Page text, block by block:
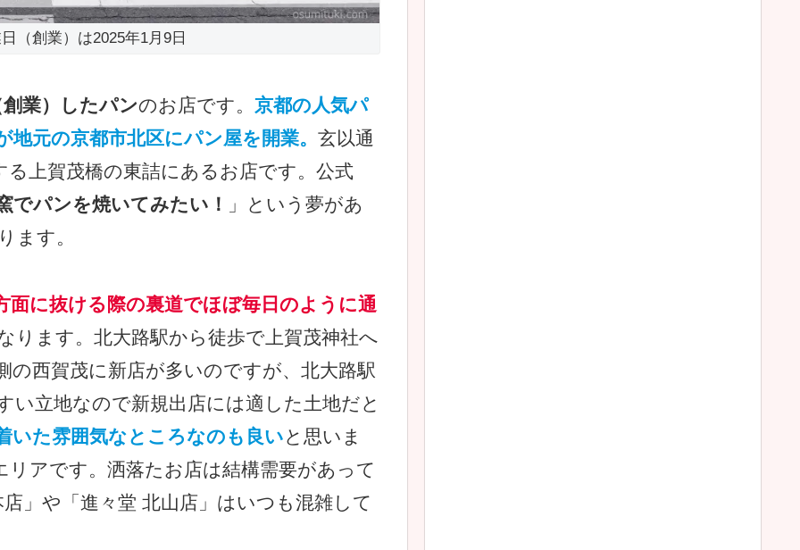
（創業）は2025年1月9日
業）したパンのお店です。 京都の人気パ
元の京都市北区にパン屋を開業。 玄以通
上賀茂橋の東詰にあるお店です。公式
でパンを焼いてみたい！
」という夢があ
ます。
面に抜ける際の裏道でほぼ毎日のように通
ります。北大路駅から徒歩で上賀茂神社へ
西賀茂に新店が多いのですが、北大路駅
立地なので新規出店には適した土地だと
いた雰囲気なところなのも良いと思いま
アです。洒落たお店は結構需要があって
」や「進々堂 北山店」はいつも混雑して